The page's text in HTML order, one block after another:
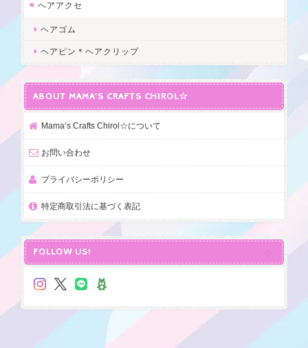
ヘアアクセ
ヘアゴム
ヘアピン＊ヘアクリップ
ABOUT MAMA’S CRAFTS CHIROL☆
Mama’s Crafts Chirol☆について
お問い合わせ
プライバシーポリシー
特定商取引法に基づく表記
FOLLOW US!